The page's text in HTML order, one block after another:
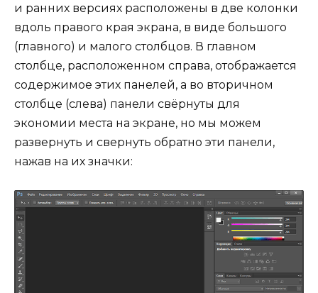
и ранних версиях расположены в две колонки
вдоль правого края экрана, в виде большого
(главного) и малого столбцов. В главном
столбце, расположенном справа, отображается
содержимое этих панелей, а во вторичном
столбце (слева) панели свёрнуты для
экономии места на экране, но мы можем
развернуть и свернуть обратно эти панели,
нажав на их значки: